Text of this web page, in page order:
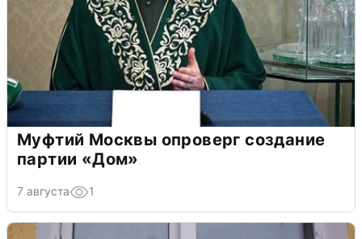
Муфтий Москвы опроверг создание
партии «Дом»
7 августа 1